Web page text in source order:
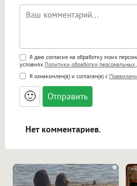
Поддержка HTML
<b>, <strong>, <u>, <i>, <em>,
<small>, <sup>, <sub>, <pre>,
<blockquote>, <code>
адреса URL автоматически
ссылками, и [img]адрес[/img]
Я даю согласие на обработку моих
условиях Политики обработки персональных
Я ознакомлен(а) и согласен(а) с
🙂
Нет комментариев.
i